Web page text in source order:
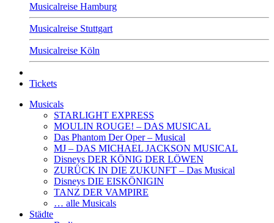
Musicalreise Hamburg
Musicalreise Stuttgart
Musicalreise Köln
Tickets
Musicals
STARLIGHT EXPRESS
MOULIN ROUGE! – DAS MUSICAL
Das Phantom Der Oper – Musical
MJ – DAS MICHAEL JACKSON MUSICAL
Disneys DER KÖNIG DER LÖWEN
ZURÜCK IN DIE ZUKUNFT – Das Musical
Disneys DIE EISKÖNIGIN
TANZ DER VAMPIRE
… alle Musicals
Städte